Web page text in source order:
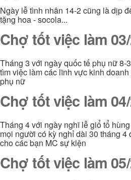
Ngày lễ tình nhân 14-2 cũng là dịp
tặng hoa - socola...
Chợ tốt việc làm
Tháng 3 với ngày quốc tế phụ nữ 8-
tìm việc làm các lĩnh vực kinh
phụ nữ
Chợ tốt việc làm
Tháng 4 với ngày nghĩ lễ giổ tổ
mọi người có kỳ nghỉ dài 30 tháng
cho các bạn MC sự kiện
Chợ tốt việc làm